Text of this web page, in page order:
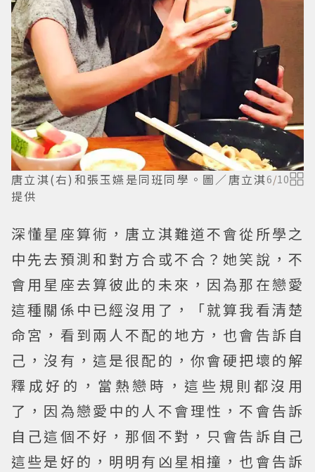
唐立淇(右)和張玉嬿是同班同學。圖／唐立淇
提供
6/10
深懂星座算術，唐立淇難道不會從所學之
中先去預測和對方合或不合？ 她笑說，不
會用星座去算彼此的未來，因為那在戀愛
這種關係中已經沒用了，「就算我看清楚
命宮，看到兩人不配的地方，也會告訴自
己，沒有，這是很配的，你會硬把壞的解
釋成好的，當熱戀時，這些規則都沒用
了，因為戀愛中的人不會理性，不會告訴
自己這個不好，那個不對，只會告訴自己
這些是好的，明明有凶星相撞，也會告訴